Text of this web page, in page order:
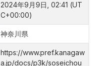
2024年9月9日, 02:41 (UT
C+00:00)
神奈川県
https://www.pref.kanagaw
a.jp/docs/p3k/soseichou